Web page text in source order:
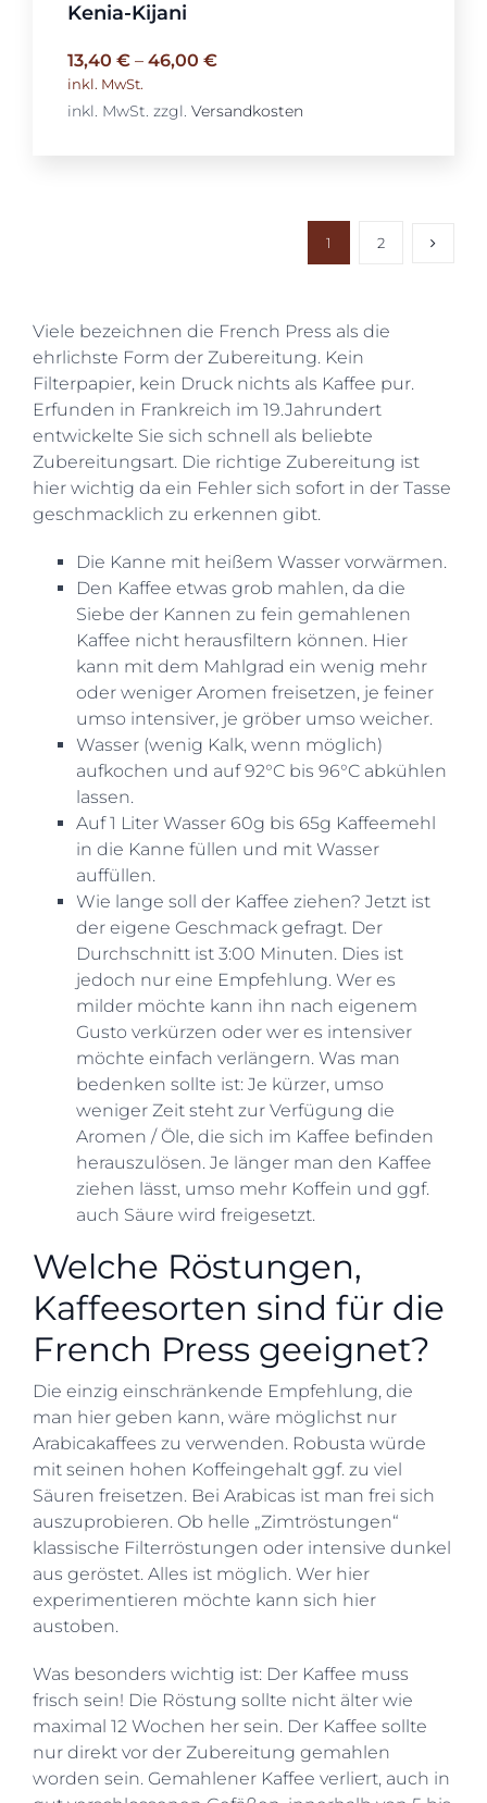
Kenia-Kijani
13,40 €– 46,00 €
inkl. MwSt.
inkl. MwSt. zzgl. Versandkosten
1 2
Viele bezeichnen die French Press als die
ehrlichste Form der Zubereitung. Kein
Filterpapier, kein Druck nichts als Kaffee pur.
Erfunden in Frankreich im 19.Jahrundert
entwickelte Sie sich schnell als beliebte
Zubereitungsart. Die richtige Zubereitung ist
hier wichtig da ein Fehler sich sofort in der Tasse
geschmacklich zu erkennen gibt.
Die Kanne mit heißem Wasser vorwärmen.
Den Kaffee etwas grob mahlen, da die
Siebe der Kannen zu fein gemahlenen
Kaffee nicht herausfiltern können. Hier
kann mit dem Mahlgrad ein wenig mehr
oder weniger Aromen freisetzen, je feiner
umso intensiver, je gröber umso weicher.
Wasser (wenig Kalk, wenn möglich)
aufkochen und auf 92°C bis 96°C abkühlen
lassen.
Auf 1 Liter Wasser 60g bis 65g Kaffeemehl
in die Kanne füllen und mit Wasser
auffüllen.
Wie lange soll der Kaffee ziehen? Jetzt ist
der eigene Geschmack gefragt. Der
Durchschnitt ist 3:00 Minuten. Dies ist
jedoch nur eine Empfehlung. Wer es
milder möchte kann ihn nach eigenem
Gusto verkürzen oder wer es intensiver
möchte einfach verlängern. Was man
bedenken sollte ist: Je kürzer, umso
weniger Zeit steht zur Verfügung die
Aromen / Öle, die sich im Kaffee befinden
herauszulösen. Je länger man den Kaffee
ziehen lässt, umso mehr Koffein und ggf.
auch Säure wird freigesetzt.
Welche Röstungen,
Kaffeesorten sind für die
French Press geeignet?
Die einzig einschränkende Empfehlung, die
man hier geben kann, wäre möglichst nur
Arabicakaffees zu verwenden. Robusta würde
mit seinen hohen Koffeingehalt ggf. zu viel
Säuren freisetzen. Bei Arabicas ist man frei sich
auszuprobieren. Ob helle „Zimtröstungen“
klassische Filterröstungen oder intensive dunkel
aus geröstet. Alles ist möglich. Wer hier
experimentieren möchte kann sich hier
austoben.
Was besonders wichtig ist: Der Kaffee muss
frisch sein! Die Röstung sollte nicht älter wie
maximal 12 Wochen her sein. Der Kaffee sollte
nur direkt vor der Zubereitung gemahlen
worden sein. Gemahlener Kaffee verliert, auch in